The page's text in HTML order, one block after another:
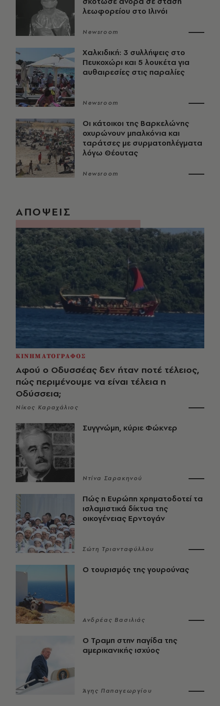
λεωφορείου στο Ιλινόι
Newsroom
Χαλκιδική: 3 συλλήψεις στο
Πευκοχώρι και 5 λουκέτα για
αυθαιρεσίες στις παραλίες
Newsroom
Οι κάτοικοι της Βαρκελώνης
οχυρώνουν μπαλκόνια και
ταράτσες με συρματοπλέγματα
λόγω Θέουτας
Newsroom
ΑΠΟΨΕΙΣ
ΚΙΝΗΜΑΤΟΓΡΑΦΟΣ
Αφού ο Οδυσσέας δεν ήταν ποτέ τέλειος,
πώς περιμένουμε να είναι τέλεια η
Οδύσσεια;
Νίκος Καραχάλιος
Συγγνώμη, κύριε Φώκνερ
Ντίνα Σαρακηνού
Πώς η Ευρώπη χρηματοδοτεί τα
ισλαμιστικά δίκτυα της
οικογένειας Ερντογάν
Σώτη Τριανταφύλλου
Ο τουρισμός της γουρούνας
Ανδρέας Βασιλιάς
Ο Τραμπ στην παγίδα της
αμερικανικής ισχύος
Άγης Παπαγεωργίου